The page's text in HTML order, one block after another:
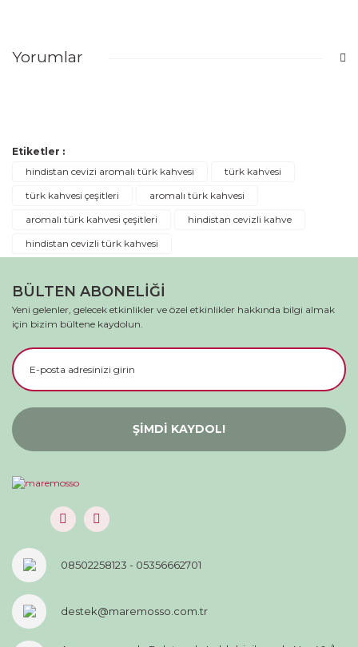
Yorumlar
Etiketler :
hindistan cevizi aromalı türk kahvesi
türk kahvesi
türk kahvesi çeşitleri
aromalı türk kahvesi
aromalı türk kahvesi çeşitleri
hindistan cevizli kahve
hindistan cevizli türk kahvesi
BÜLTEN ABONELİĞİ
Yeni gelenler, gelecek etkinlikler ve özel etkinlikler hakkında bilgi almak
için bizim bültene kaydolun.
ŞİMDİ KAYDOL!
08502258123 - 05356662701
destek@maremosso.com.tr